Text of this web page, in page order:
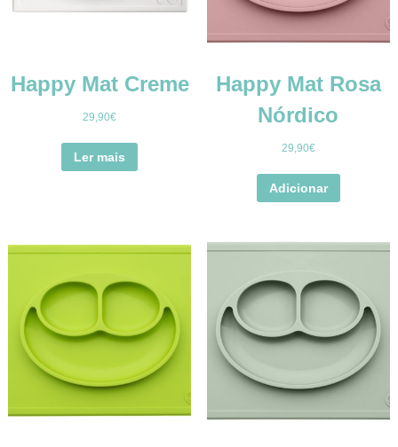
Happy Mat Creme
29,90€
Ler mais
Happy Mat Rosa
Nórdico
29,90€
Adicionar